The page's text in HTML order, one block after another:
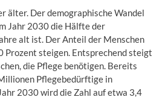
älter. Der demographische Wandel
Jahr 2030 die Hälfte der
alt ist. Der Anteil der Menschen
Prozent steigen. Entsprechend steigt
die Pflege benötigen. Bereits
Pflegebedürftige in
2030 wird die Zahl auf etwa 3,4